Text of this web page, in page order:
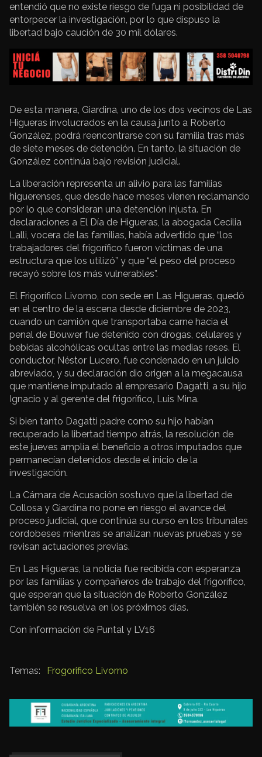
entendió que no existe riesgo de fuga ni posibilidad de
entorpecer la investigación, por lo que dispuso la
libertad bajo caución de 30 mil dólares.
De esta manera, Giardina, uno de los dos vecinos de Las
Higueras involucrados en la causa junto a Roberto
González, podrá reencontrarse con su familia tras más
de siete meses de detención. En tanto, la situación de
González continúa bajo revisión judicial.
La liberación representa un alivio para las familias
higuerenses, que desde hace meses vienen reclamando
por lo que consideran una detención injusta. En
declaraciones a El Día de Higueras, la abogada Cecilia
Lalli, vocera de las familias, había advertido que “los
trabajadores del frigorífico fueron víctimas de una
estructura que los utilizó” y que “el peso del proceso
recayó sobre los más vulnerables”.
El Frigorífico Livorno, con sede en Las Higueras, quedó
en el centro de la escena desde diciembre de 2023,
cuando un camión que transportaba carne hacia el
penal de Bouwer fue detenido con drogas, celulares y
bebidas alcohólicas ocultas entre las medias reses. El
conductor, Néstor Lucero, fue condenado en un juicio
abreviado, y su declaración dio origen a la megacausa
que mantiene imputado al empresario Dagatti, a su hijo
Ignacio y al gerente del frigorífico, Luis Mina.
Si bien tanto Dagatti padre como su hijo habían
recuperado la libertad tiempo atrás, la resolución de
este jueves amplía el beneficio a otros imputados que
permanecían detenidos desde el inicio de la
investigación.
La Cámara de Acusación sostuvo que la libertad de
Collosa y Giardina no pone en riesgo el avance del
proceso judicial, que continúa su curso en los tribunales
cordobeses mientras se analizan nuevas pruebas y se
revisan actuaciones previas.
En Las Higueras, la noticia fue recibida con esperanza
por las familias y compañeros de trabajo del frigorífico,
que esperan que la situación de Roberto González
también se resuelva en los próximos días.
Con información de Puntal y LV16
Frogorifico Livorno